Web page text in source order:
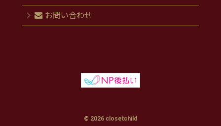
お問い合わせ
© 2026 closetchild